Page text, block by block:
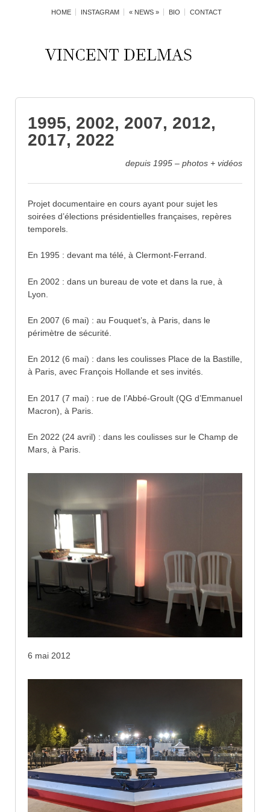
HOME INSTAGRAM « NEWS » BIO CONTACT
1995, 2002, 2007, 2012,
2017, 2022
depuis 1995 – photos + vidéos
Projet documentaire en cours ayant pour sujet les
soirées d’élections présidentielles françaises, repères
temporels.
En 1995 : devant ma télé, à Clermont-Ferrand.
En 2002 : dans un bureau de vote et dans la rue, à
Lyon.
En 2007 (6 mai) : au Fouquet’s, à Paris, dans le
périmètre de sécurité.
En 2012 (6 mai) : dans les coulisses Place de la Bastille,
à Paris, avec François Hollande et ses invités.
En 2017 (7 mai) : rue de l’Abbé-Groult (QG d’Emmanuel
Macron), à Paris.
En 2022 (24 avril) : dans les coulisses sur le Champ de
Mars, à Paris.
6 mai 2012